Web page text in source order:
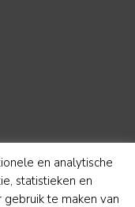
en analytische
statistieken en
te maken van